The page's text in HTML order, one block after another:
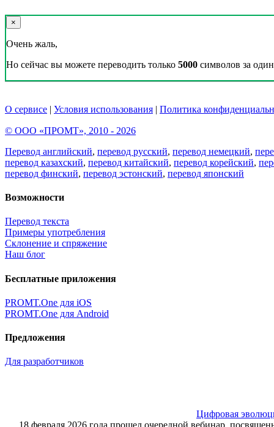
×
Очень жаль,
Но сейчас вы можете переводить только 5000 символов за один
О сервисе | Условия использования | Политика
© ООО «ПРОМТ», 2010 - 2026
Перевод английский, перевод русский, перевод немецкий,
перевод казахский, перевод китайский, перевод корейский,
перевод финский, перевод эстонский, перевод японский
Возможности
Перевод текста
Примеры употребления
Склонение и спряжение
Наш блог
Бесплатные приложения
PROMT.One для iOS
PROMT.One для Android
Предложения
Для разработчиков
Цифровая